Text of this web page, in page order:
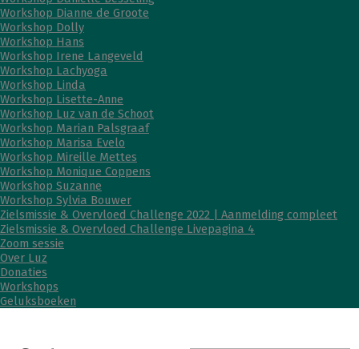
Workshop Dianne de Groote
Workshop Dolly
Workshop Hans
Workshop Irene Langeveld
Workshop Lachyoga
Workshop Linda
Workshop Lisette-Anne
Workshop Luz van de Schoot
Workshop Marian Palsgraaf
Workshop Marisa Evelo
Workshop Mireille Mettes
Workshop Monique Coppens
Workshop Suzanne
Workshop Sylvia Bouwer
Zielsmissie & Overvloed Challenge 2022 | Aanmelding compleet
Zielsmissie & Overvloed Challenge Livepagina 4
Zoom sessie
Over Luz
Donaties
Workshops
Geluksboeken